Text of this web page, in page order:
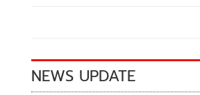
NEWS UPDATE